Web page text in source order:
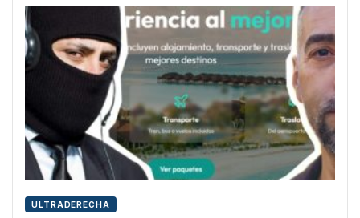
ULTRADERECHA